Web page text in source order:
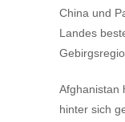
China und
Landes
Afghanistan
hinter sich